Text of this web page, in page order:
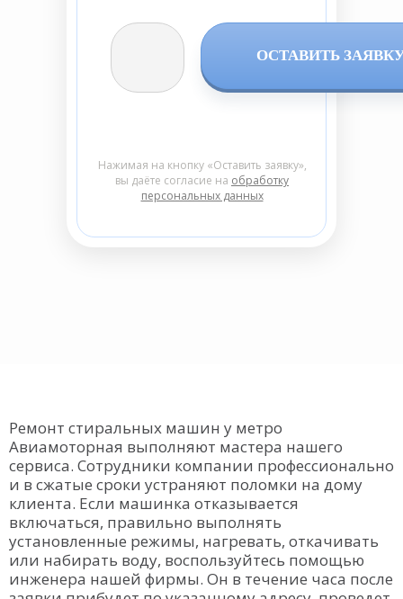
ОСТАВИТЬ
Нажимая на кнопку «Оставить заявку»,
вы даёте согласие на обработку
персональных данных
Ремонт стиральных машин у метро
Авиамоторная выполняют мастера нашего
сервиса. Сотрудники компании профессионально
и в сжатые сроки устраняют поломки на дому
клиента. Если машинка отказывается
включаться, правильно выполнять
установленные режимы, нагревать, откачивать
или набирать воду, воспользуйтесь помощью
инженера нашей фирмы. Он в течение часа после